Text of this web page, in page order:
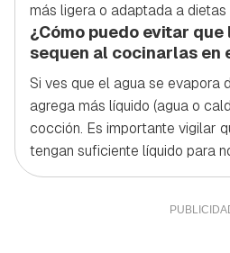
más ligera o adaptada a
¿Cómo puedo evitar
sequen al cocinarlas en
Si ves que el agua se evapora
agrega más líquido (agua o
cocción. Es importante vigilar
tengan suficiente líquido para